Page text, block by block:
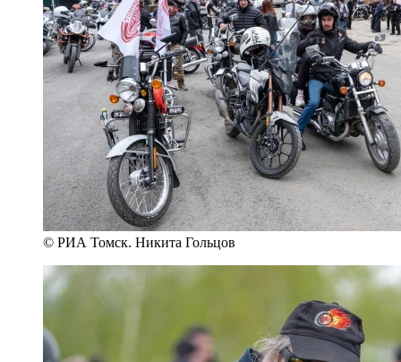
© РИА Томск. Никита Гольцов